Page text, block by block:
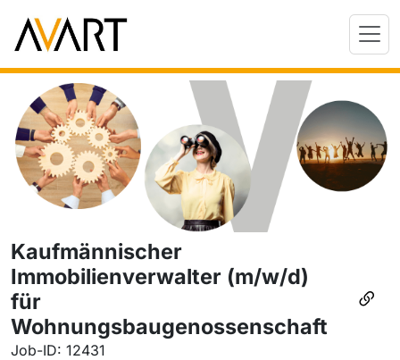
Kaufmännischer
Immobilienverwalter (m/w/d)
für
Wohnungsbaugenossenschaft
Job-ID: 12431